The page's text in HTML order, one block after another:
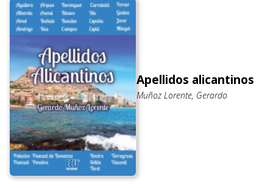
Apellidos alicantinos
Muñoz Lorente, Gerardo